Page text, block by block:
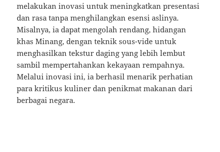
melakukan inovasi untuk meningkatkan presentasi
dan rasa tanpa menghilangkan esensi aslinya.
Misalnya, ia dapat mengolah rendang, hidangan
khas Minang, dengan teknik sous-vide untuk
menghasilkan tekstur daging yang lebih lembut
sambil mempertahankan kekayaan rempahnya.
Melalui inovasi ini, ia berhasil menarik perhatian
para kritikus kuliner dan penikmat makanan dari
berbagai negara.